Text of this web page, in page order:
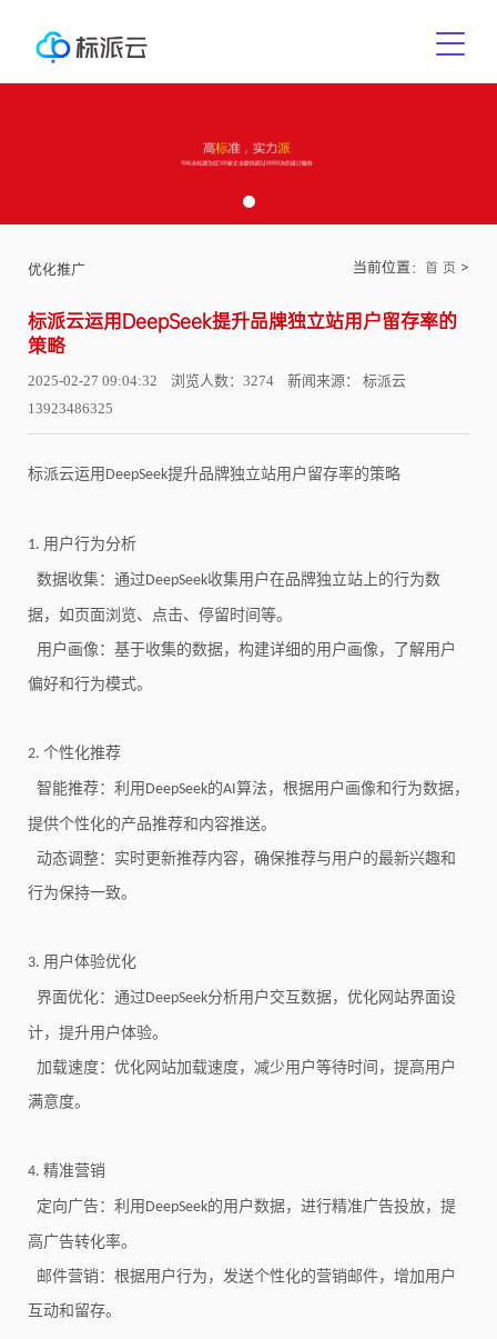
优化推广 当前位置： 首 页 >
标派云运用DeepSeek提升品牌独立站用户留存率的
策略
2025-02-27 09:04:32 浏览人数：3274 新闻来源： 标派云
13923486325
标派云运用 DeepSeek提升品牌独立站用户留存率的策略
1. 用户行为分析
数据收集：通过DeepSeek收集用户在品牌独立站上的行为数
据，如页面浏览、点击、停留时间等。
用户画像：基于收集的数据，构建详细的用户画像，了解用户
偏好和行为模式。
2. 个性化推荐
智能推荐：利用 DeepSeek的AI算法，根据用户画像和行为数据，
提供个性化的产品推荐和内容推送。
动态调整：实时更新推荐内容，确保推荐与用户的最新兴趣和
行为保持一致。
3. 用户体验优化
界面优化：通过DeepSeek分析用户交互数据，优化网站界面设
计，提升用户体验。
加载速度：优化网站加载速度，减少用户等待时间，提高用户
满意度。
4. 精准营销
定向广告：利用 DeepSeek的用户数据，进行精准广告投放，提
高广告转化率。
邮件营销：根据用户行为，发送个性化的营销邮件，增加用户
互动和留存。